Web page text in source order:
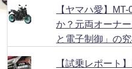
【ヤマハ愛】
か？元両オーナ
と電子制御」の
【試乗レポート